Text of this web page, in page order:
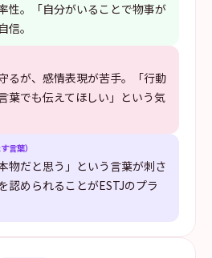
性。「自分がいることで物事が
。
るが、感情表現が苦手。「行動
葉でも伝えてほしい」という気
言葉）
物だと思う」という言葉が刺さ
認められることがESTJのプラ